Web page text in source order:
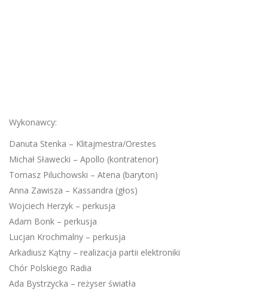
Wykonawcy:
Danuta Stenka – Klitajmestra/Orestes
Michał Sławecki – Apollo (kontratenor)
Tomasz Piluchowski – Atena (baryton)
Anna Zawisza – Kassandra (głos)
Wojciech Herzyk – perkusja
Adam Bonk – perkusja
Lucjan Krochmalny – perkusja
Arkadiusz Kątny – realizacja partii elektroniki
Chór Polskiego Radia
Ada Bystrzycka – reżyser światła